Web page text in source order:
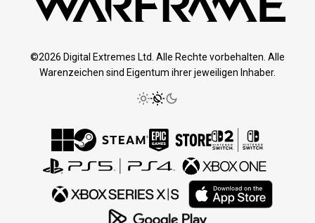
©2026 Digital Extremes Ltd. Alle Rechte vorbehalten. Alle
Warenzeichen sind Eigentum ihrer jeweiligen Inhaber.